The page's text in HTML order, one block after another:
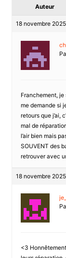
Auteur
18 novembre
Franchement,
me demande si
retours que j’ai,
mal de
l’air bien mais
SOUVENT des
retrouver avec
18 novembre
<3